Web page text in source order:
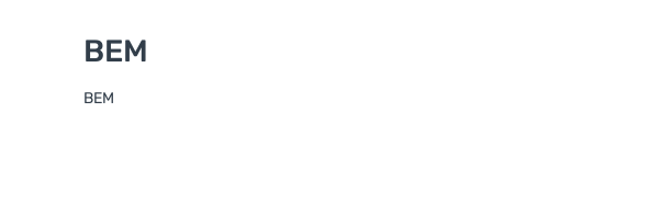
BEM
BEM